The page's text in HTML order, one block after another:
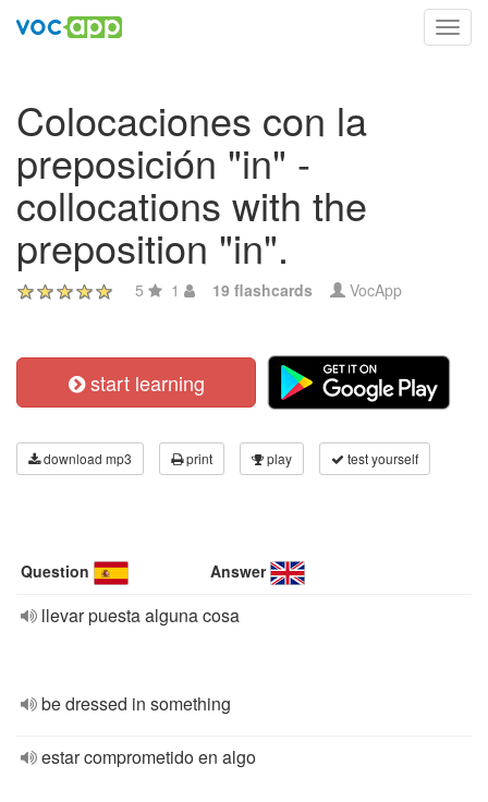
Colocaciones con la
preposición "in" -
collocations with the
preposition "in".
5 1 19 flashcards VocApp
start learning
download mp3 print play test yourself
Question Answer
llevar puesta alguna cosa
be dressed in something
estar comprometido en algo